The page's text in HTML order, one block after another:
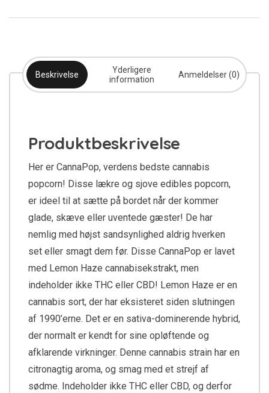
Beskrivelse
Yderligere
information
Anmeldelser (0)
Produktbeskrivelse
Her er CannaPop, verdens bedste cannabis
popcorn! Disse lækre og sjove edibles popcorn,
er ideel til at sætte på bordet når der kommer
glade, skæve eller uventede gæster! De har
nemlig med højst sandsynlighed aldrig hverken
set eller smagt dem før. Disse CannaPop er lavet
med Lemon Haze cannabisekstrakt, men
indeholder ikke THC eller CBD! Lemon Haze er en
cannabis sort, der har eksisteret siden slutningen
af 1990’erne. Det er en sativa-dominerende hybrid,
der normalt er kendt for sine opløftende og
afklarende virkninger. Denne cannabis strain har en
citronagtig aroma, og smag med et strejf af
sødme. Indeholder ikke THC eller CBD, og derfor